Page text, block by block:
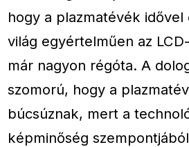
hogy a plazmatévék
világ egyértelműen az
már nagyon régóta. A
szomorú, hogy a
búcsúznak, mert a
képminőség